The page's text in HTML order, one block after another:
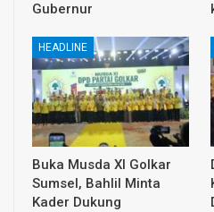
Gubernur
HEADLINE
Buka Musda XI Golkar
Sumsel, Bahlil Minta
Kader Dukung